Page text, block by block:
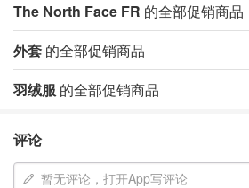
The North Face FR 的全部促销商品
外套 的全部促销商品
羽绒服 的全部促销商品
评论
暂无评论，打开App写评论